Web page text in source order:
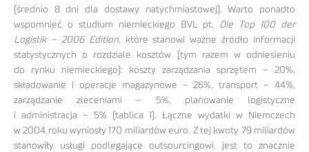
(średnio 8 dni dla dostawy natychmiastowej). Warto ponadto
wspomnieć o studium niemieckiego BVL pt. Die Top 100 der
Logistik – 2006 Edition, które stanowi ważne źródło informacji
statystycznych o rozdziale kosztów (tym razem w odniesieniu
do rynku niemieckiego): koszty zarządzania sprzętem – 20%,
składowanie i operacje magazynowe – 26%, transport – 44%,
zarządzanie zleceniami – 5%, planowanie logistyczne
i administracja – 5% (tablica 1). Łączne wydatki w Niemczech
w 2004 roku wyniosły 170 miliardów euro. Z tej kwoty 79 miliardów
stanowiły usługi podlegające outsourcingowi, jest to znacznie